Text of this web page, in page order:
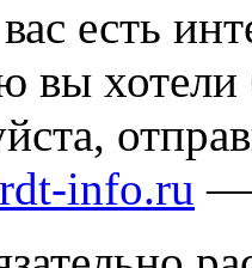
есть
вы
info.ru —